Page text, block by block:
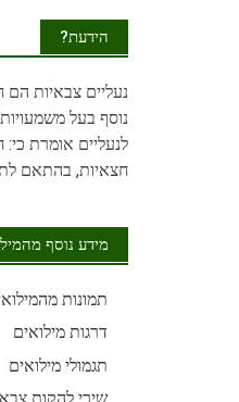
הידעת?
נעלייםצבאיות הם
נוסף בעל
לנעליים אומרת כי:
חצאיות, בהתאם
מידע נוסף
תמונות
דרגות מילואים
תגמולי מילואים